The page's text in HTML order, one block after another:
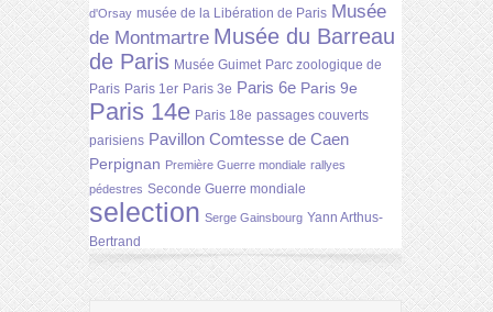
d'Orsay musée de la Libération de Paris Musée
de Montmartre Musée du Barreau
de Paris Musée Guimet Parc zoologique de
Paris Paris 1er Paris 3e Paris 6e Paris 9e
Paris 14e Paris 18e passages couverts
parisiens Pavillon Comtesse de Caen
Perpignan Première Guerre mondiale rallyes
pédestres Seconde Guerre mondiale
selection Serge Gainsbourg Yann Arthus-
Bertrand